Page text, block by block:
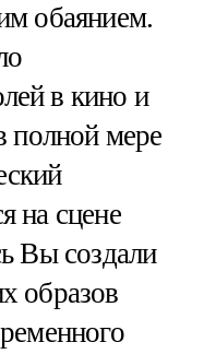
обаянием.
в кино и
полной мере
на сцене
Вы создали
образов